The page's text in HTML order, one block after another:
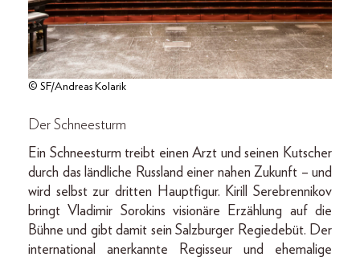
© SF/Andreas Kolarik
Der Schneesturm
Ein Schneesturm treibt einen Arzt und seinen Kutscher
durch das ländliche Russland einer nahen Zukunft – und
wird selbst zur dritten Hauptfigur. Kirill Serebrennikov
bringt Vladimir Sorokins visionäre Erzählung auf die
Bühne und gibt damit sein Salzburger Regiedebüt. Der
international anerkannte Regisseur und ehemalige